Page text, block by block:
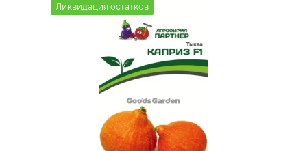
Ликвидация остатков